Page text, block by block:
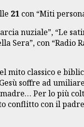
21 con “Miti
nuziale”, “Le
con “Radio
mito classico e
soffre ad
Per lo più
con il